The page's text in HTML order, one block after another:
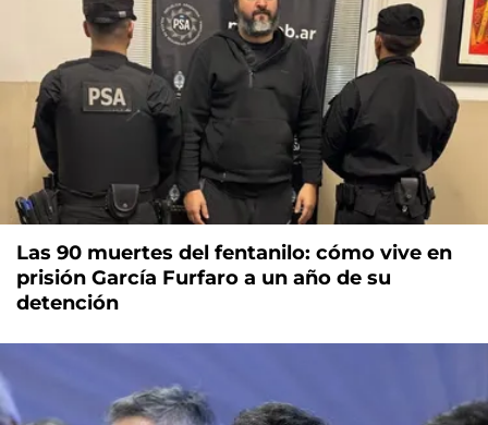
Las 90 muertes del fentanilo: cómo vive en
prisión García Furfaro a un año de su
detención